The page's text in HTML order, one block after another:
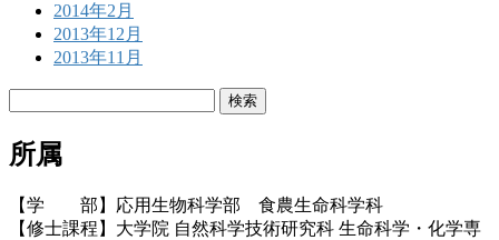
2014年2月
2013年12月
2013年11月
所属
【学 部】応用生物科学部 食農生命科学科
【修士課程】大学院 自然科学技術研究科 生命科学・化学専